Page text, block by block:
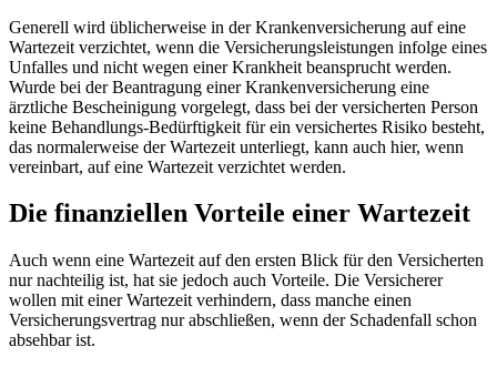
Generell wird üblicherweise in der Krankenversicherung auf eine
Wartezeit verzichtet, wenn die Versicherungsleistungen infolge eines
Unfalles und nicht wegen einer Krankheit beansprucht werden.
Wurde bei der Beantragung einer Krankenversicherung eine
ärztliche Bescheinigung vorgelegt, dass bei der versicherten Person
keine Behandlungs-Bedürftigkeit für ein versichertes Risiko besteht,
das normalerweise der Wartezeit unterliegt, kann auch hier, wenn
vereinbart, auf eine Wartezeit verzichtet werden.
Die finanziellen Vorteile einer Wartezeit
Auch wenn eine Wartezeit auf den ersten Blick für den Versicherten
nur nachteilig ist, hat sie jedoch auch Vorteile. Die Versicherer
wollen mit einer Wartezeit verhindern, dass manche einen
Versicherungsvertrag nur abschließen, wenn der Schadenfall schon
absehbar ist.